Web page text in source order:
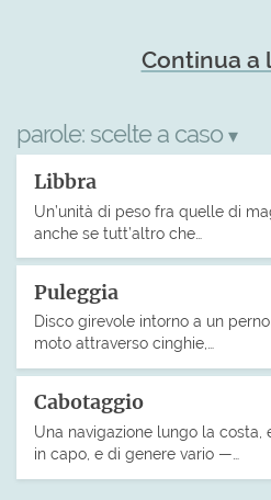
Continua a
parole: scelte a caso ▾
Libbra
Un’unità di peso fra quelle di
anche se tutt’altro che…
Puleggia
Disco girevole intorno a un
moto attraverso cinghie,…
Cabotaggio
Una navigazione lungo la
in capo, e di genere vario —…